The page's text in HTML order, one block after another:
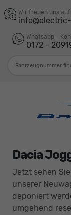
Wir freuen uns auf
Whatsapp -
0172 -
Dacia
Jetzt sehen
unserer
deponiert
umgehend